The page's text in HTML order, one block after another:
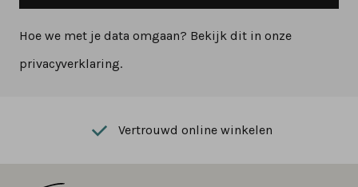
Hoe we met je data omgaan? Bekijk dit in onze
privacyverklaring.
Vertrouwd online winkelen